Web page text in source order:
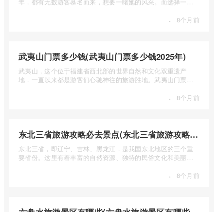
· 8个月前
武夷山门票多少钱(武夷山门票多少钱2025年)
武夷山，这个位于福建省西北部的世界自然和文化双重遗产
地，一直以来都是游客们心驰神往的旅游胜地。武夷山门票多
· 8个月前
东北三省旅游攻略必去景点(东北三省旅游攻略必去景点视频介绍)
东北三省，即辽宁、吉林、黑龙江，是我国东北地区的三个重
要省份。这里有着丰富的自然资源、独特的民俗文化和美丽的
· 8个月前